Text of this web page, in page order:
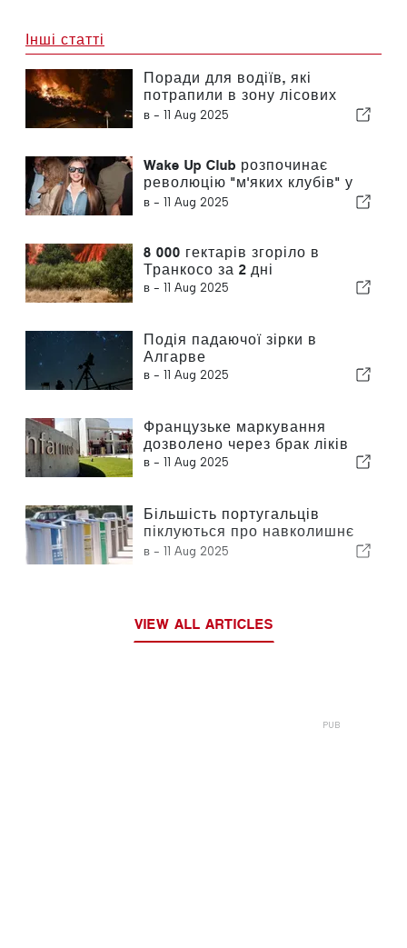
Інші статті
Поради для водіїв, які
потрапили в зону лісових
пожеж
в - 11 Aug 2025
Wake Up Club розпочинає
революцію "м'яких клубів" у
Лісабоні
в - 11 Aug 2025
8 000 гектарів згоріло в
Транкосо за 2 дні
в - 11 Aug 2025
Подія падаючої зірки в
Алгарве
в - 11 Aug 2025
Французьке маркування
дозволено через брак ліків
в - 11 Aug 2025
Більшість португальців
піклуються про навколишнє
середовище
в - 11 Aug 2025
VIEW ALL ARTICLES